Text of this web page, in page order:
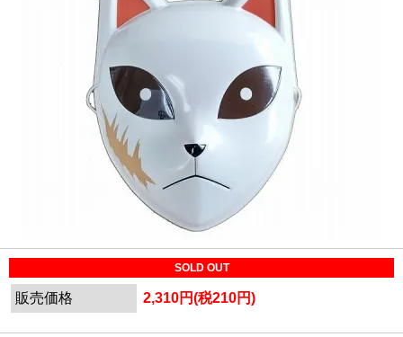
SOLD OUT
販売価格 2,310円(税210円)